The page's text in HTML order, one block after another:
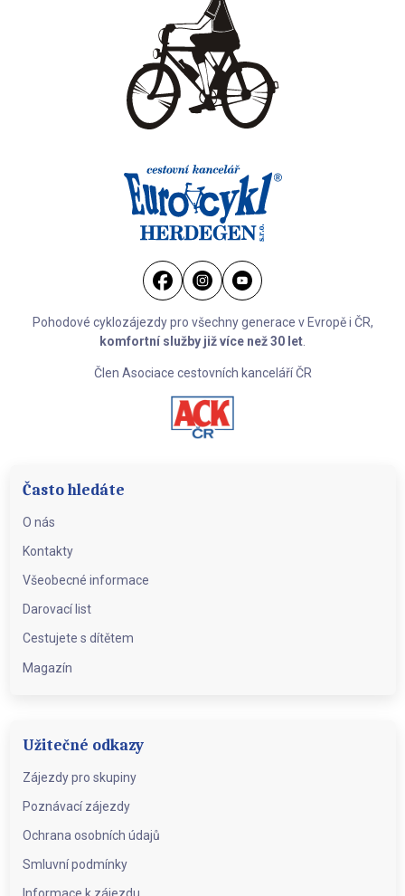
Pohodové cyklozájezdy pro všechny generace v Evropě i ČR,
komfortní služby již více než 30 let
Člen Asociace cestovních kanceláří ČR
Často hledáte
O nás
Kontakty
Všeobecné informace
Darovací list
Cestujete s dítětem
Magazín
Užitečné odkazy
Zájezdy pro skupiny
Poznávací zájezdy
Ochrana osobních údajů
Smluvní podmínky